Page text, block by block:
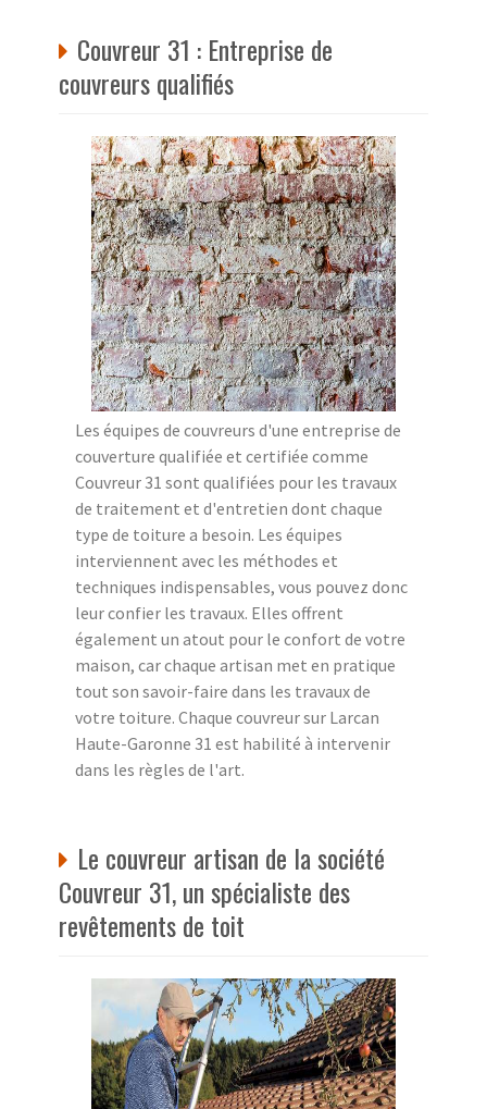
Couvreur 31 : Entreprise de
couvreurs qualifiés
Les équipes de couvreurs d'une entreprise de
couverture qualifiée et certifiée comme
Couvreur 31 sont qualifiées pour les travaux
de traitement et d'entretien dont chaque
type de toiture a besoin. Les équipes
interviennent avec les méthodes et
techniques indispensables, vous pouvez donc
leur confier les travaux. Elles offrent
également un atout pour le confort de votre
maison, car chaque artisan met en pratique
tout son savoir-faire dans les travaux de
votre toiture. Chaque couvreur sur Larcan
Haute-Garonne 31 est habilité à intervenir
dans les règles de l'art.
Le couvreur artisan de la société
Couvreur 31, un spécialiste des
revêtements de toit